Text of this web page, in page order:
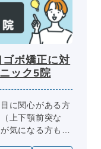
ゴボ矯正に対
ック5院
に関心がある方
上下顎前突な
気になる方もい